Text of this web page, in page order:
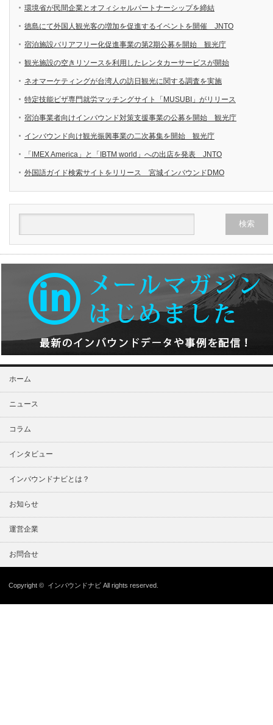
環境省が民間企業とオフィシャルパートナーシップを締結
徳島にて外国人観光客の増加を促進するイベントを開催 JNTO
宿泊施設バリアフリー化促進事業の第2期公募を開始 観光庁
観光施設の空きリソースを利用したレンタカーサービスが開始
ネオマーケティングが台湾人の訪日観光に関する調査を実施
特定技能ビザ専門就労マッチングサイト「MUSUBI」がリリース
宿泊事業者向けインバウンド対策支援事業の公募を開始 観光庁
インバウンド向け観光振興事業の二次募集を開始 観光庁
「IMEX America」と「IBTM world」への出店を発表 JNTO
外国語ガイド検索サイトをリリース 宮城インバウンドDMO
ホーム
ニュース
コラム
インタビュー
インバウンドナビとは？
お知らせ
運営企業
お問合せ
Copyright © インバウンドナビ All rights reserved.